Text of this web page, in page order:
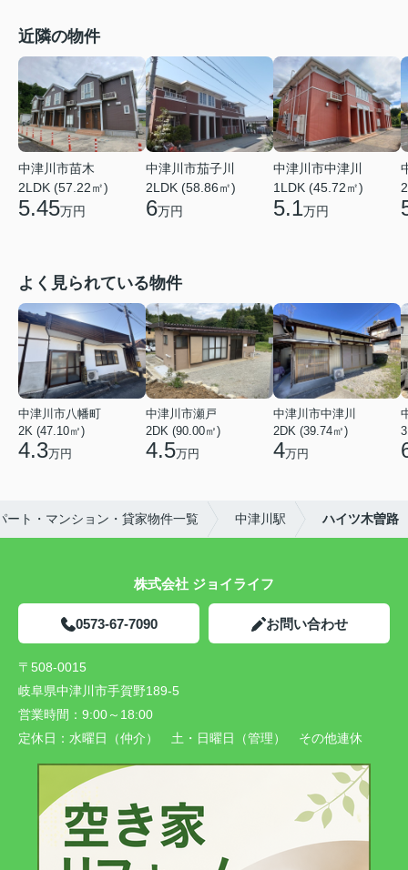
近隣の物件
中津川市苗木
2LDK (57.22㎡)
5.45万円
中津川市茄子川
2LDK (58.86㎡)
6万円
中津川市中津川
1LDK (45.72㎡)
5.1万円
よく見られている物件
中津川市八幡町
2K (47.10㎡)
4.3万円
中津川市瀬戸
2DK (90.00㎡)
4.5万円
中津川市中津川
2DK (39.74㎡)
4万円
ート・マンション・貸家物件一覧 中津川駅 ハイツ木曽路
株式会社 ジョイライフ
0573-67-7090 お問い合わせ
〒508-0015
岐阜県中津川市手賀野189-5
営業時間： 9:00～18:00
定休日： 水曜日（仲介） 土・日曜日（管理） その他連休